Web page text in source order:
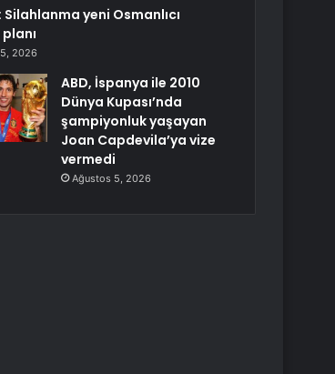
Silahlanma yeni Osmanlıcı
2026
ABD, İspanya ile 2010
Dünya Kupası’nda
şampiyonluk yaşayan
Joan Capdevila’ya vize
vermedi
Ağustos 5, 2026